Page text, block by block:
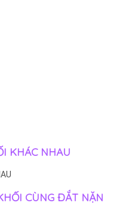
KHÁC NHAU
CÙNG ĐẮT NẶN